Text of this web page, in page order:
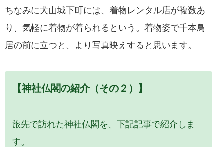
ちなみに犬山城下町には、着物レンタル店が複数あ
り、気軽に着物が着られるという。着物姿で千本鳥
居の前に立つと、より写真映えすると思います。
【神社仏閣の紹介（その２）】
旅先で訪れた神社仏閣を、下記記事で紹介しま
す。